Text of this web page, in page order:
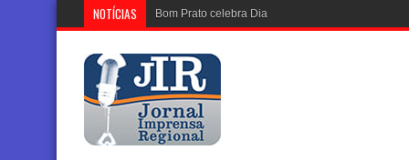
NOTÍCIAS Bom Prato celebra Dia dos Pais com cardápi